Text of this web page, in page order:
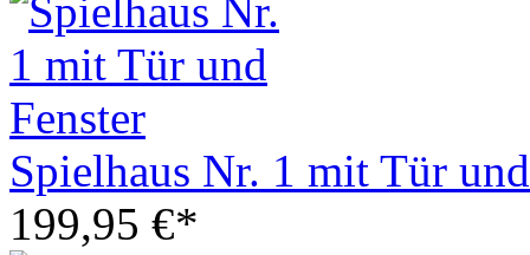
Spielhaus Nr. 1 mit Tür
199,95 €*